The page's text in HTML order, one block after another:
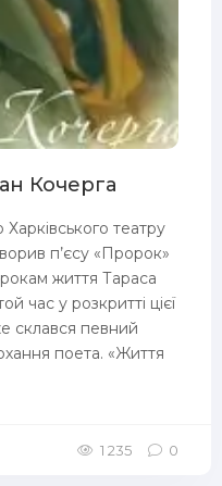
Кочерга
театру
п’єсу «Пророк»
життя Тараса
час у розкритті цієї
склався певний
поета. «Життя
1 235 0